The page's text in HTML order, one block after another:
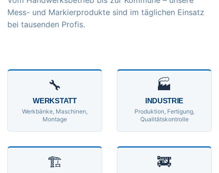
Mess- und Markierprodukte sind im täglichen Einsatz
bei tausenden Profis.
🔧
WERKSTATT
Werkbänke, Maschinen,
Montage
🏭
INDUSTRIE
Produktion, Fertigung,
Qualitätskontrolle
🏗 🚒